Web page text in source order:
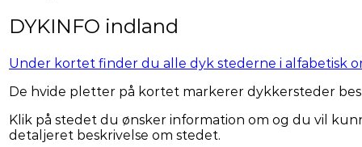
DYKINFO indland
Under kortet finder du alle dyk stederne i alfabetisk
De hvide pletter på kortet markerer dykkersteder
Klik på stedet du ønsker information om og du vil
detaljeret beskrivelse om stedet.